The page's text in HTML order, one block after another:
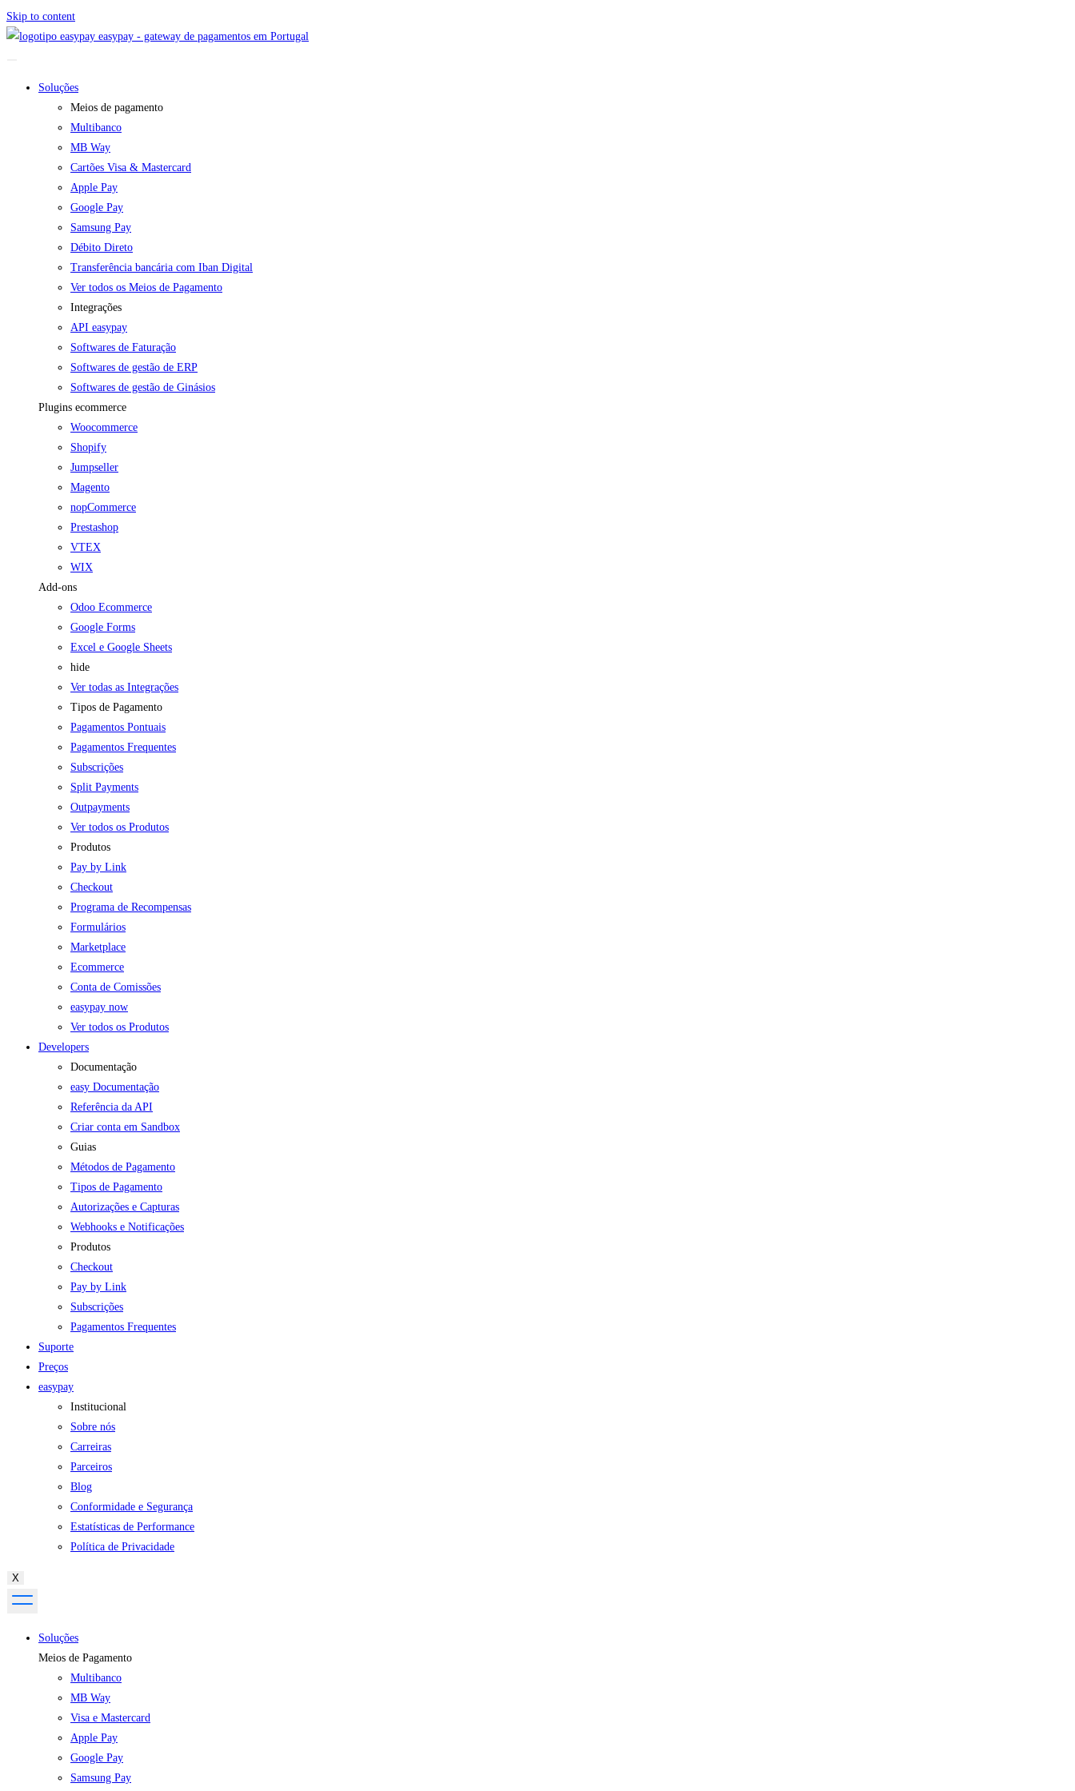
Skip to content
easypay - gateway de pagamentos em Portugal
Soluções
Meios de pagamento
Multibanco
MB Way
Cartões Visa & Mastercard
Apple Pay
Google Pay
Samsung Pay
Débito Direto
Transferência bancária com Iban Digital
Ver todos os Meios de Pagamento
Integrações
API easypay
Softwares de Faturação
Softwares de gestão de ERP
Softwares de gestão de Ginásios
Plugins ecommerce
Woocommerce
Shopify
Jumpseller
Magento
nopCommerce
Prestashop
VTEX
WIX
Add-ons
Odoo Ecommerce
Google Forms
Excel e Google Sheets
hide
Ver todas as Integrações
Tipos de Pagamento
Pagamentos Pontuais
Pagamentos Frequentes
Subscrições
Split Payments
Outpayments
Ver todos os Produtos
Produtos
Pay by Link
Checkout
Programa de Recompensas
Formulários
Marketplace
Ecommerce
Conta de Comissões
easypay now
Ver todos os Produtos
Developers
Documentação
easy Documentação
Referência da API
Criar conta em Sandbox
Guias
Métodos de Pagamento
Tipos de Pagamento
Autorizações e Capturas
Webhooks e Notificações
Produtos
Checkout
Pay by Link
Subscrições
Pagamentos Frequentes
Suporte
Preços
easypay
Institucional
Sobre nós
Carreiras
Parceiros
Blog
Conformidade e Segurança
Estatísticas de Performance
Política de Privacidade
X
Soluções
Meios de Pagamento
Multibanco
MB Way
Visa e Mastercard
Apple Pay
Google Pay
Samsung Pay